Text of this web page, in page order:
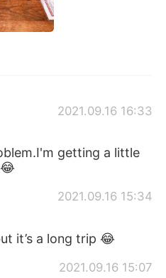
2021.09.16 16:33
getting a little
2021.09.16 15:34
it’s a long trip 😂
2021.09.16 15:07